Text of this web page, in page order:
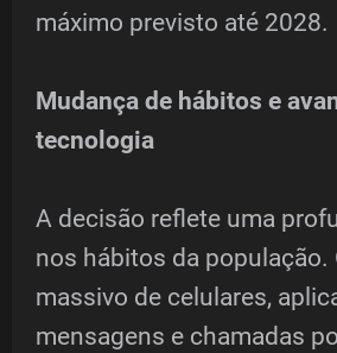
máximo previsto até 2028.
Mudança de hábitos e
tecnologia
A decisão reflete uma
nos hábitos da população.
massivo de celulares,
mensagens e chamadas